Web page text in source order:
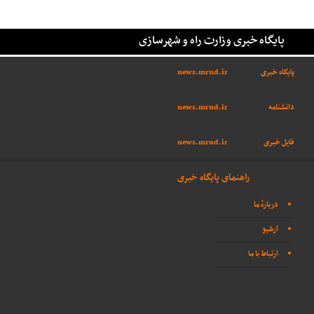
پایگاه خبری وزارت راه و شهرسازی
پایگاه خبری news.mrud.ir
دانشنامه
news.mrud.ir
فایل خبری news.mrud.ir
راهنمای پایگاه خبری
دربارهٔ ما
آرشیو
ارتباط با ما